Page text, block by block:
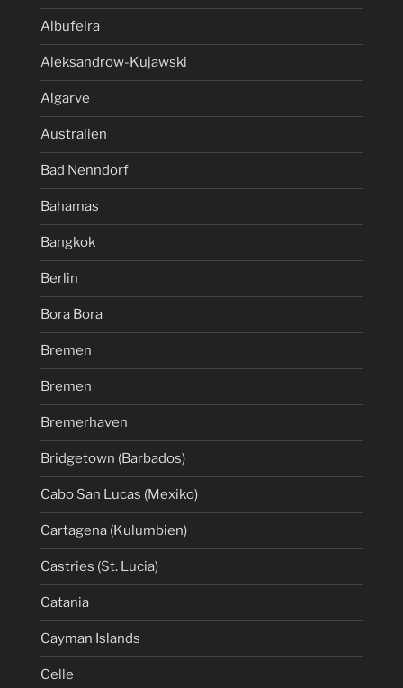
Albufeira
Aleksandrow-Kujawski
Algarve
Australien
Bad Nenndorf
Bahamas
Bangkok
Berlin
Bora Bora
Bremen
Bremen
Bremerhaven
Bridgetown (Barbados)
Cabo San Lucas (Mexiko)
Cartagena (Kulumbien)
Castries (St. Lucia)
Catania
Cayman Islands
Celle